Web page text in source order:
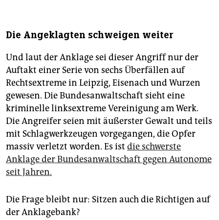
Die Angeklagten schweigen weiter
Und laut der Anklage sei dieser Angriff nur der
Auftakt einer Serie von sechs Überfällen auf
Rechtsextreme in Leipzig, Eisenach und Wurzen
gewesen. Die Bundesanwaltschaft sieht eine
kriminelle linksextreme Vereinigung am Werk.
Die Angreifer seien mit äußerster Gewalt und teils
mit Schlagwerkzeugen vorgegangen, die Opfer
massiv verletzt worden. Es ist die schwerste
Anklage der Bundesanwaltschaft gegen Autonome
seit Jahren.
Die Frage bleibt nur: Sitzen auch die Richtigen auf
der Anklagebank?